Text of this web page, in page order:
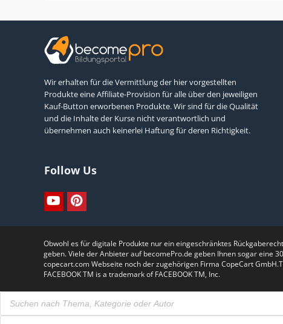
Wir erhalten für die Vermittlung der hier vorgestellten
Produkte eine Affiliate-Provision für alle über den jeweiligen
Kauf-Button erworbenen Produkte. Wir sind für die Qualität
und die Inhalte der Kurse nicht verantwortlich und
übernehmen auch keinerlei Haftung für deren Richtigkeit.
Follow Us
Obwohl es für digitale Produkte nur ein eingeschränktes
geben. Viele der Anbieter auf becomePro.de geben Ihnen sogar eine
copecart.com Webseite noch der zugehörigen Firma CopeCart
FACEBOOK TM is a trademark of FACEBOOK TM, Inc.
Products
search
Products